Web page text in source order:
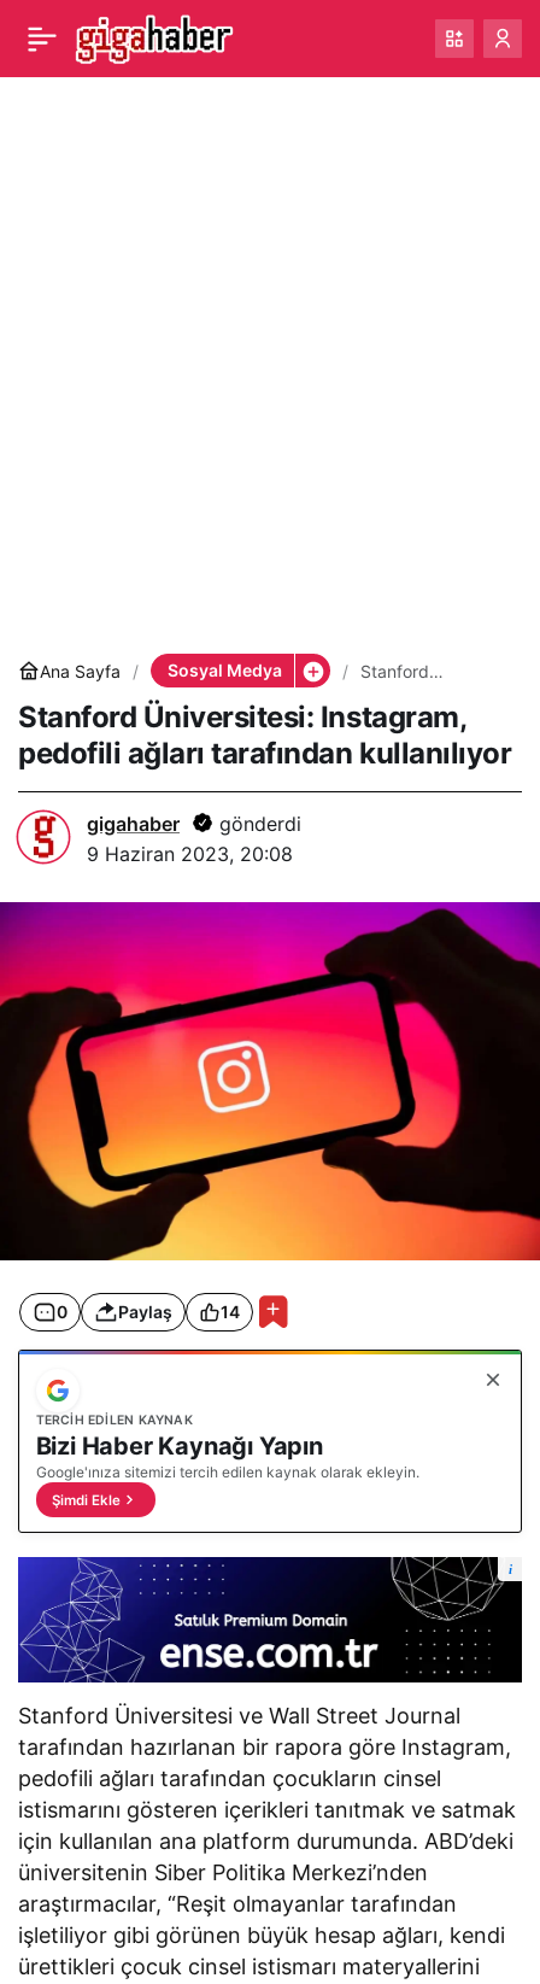
Ana Sayfa Sosyal Medya
Stanford
Instagram, pedofili
ağları tarafından
kullanılıyor
Stanford Üniversitesi: Instagram,
pedofili ağları tarafından kullanılıyor
gigahaber
gönderdi
9 Haziran 2023, 20:08
0 Paylaş 14
TERCIH EDILEN KAYNAK
Bizi Haber Kaynağı Yapın
Google'ınıza sitemizi tercih edilen kaynak olarak ekleyin.
Şimdi Ekle
i
Stanford Üniversitesi ve Wall Street Journal
tarafından hazırlanan bir rapora göre Instagram,
pedofili ağları tarafından çocukların cinsel
istismarını gösteren içerikleri tanıtmak ve satmak
için kullanılan ana platform durumunda. ABD’deki
üniversitenin Siber Politika Merkezi’nden
araştırmacılar, “Reşit olmayanlar tarafından
işletiliyor gibi görünen büyük hesap ağları, kendi
ürettikleri çocuk cinsel istismarı materyallerini
Meta’nın Twitter Paylaş